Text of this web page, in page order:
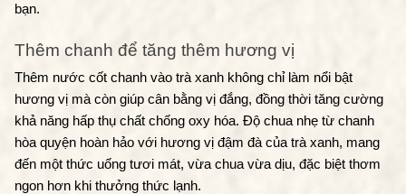
bạn.
Thêm chanh để tăng thêm hương vị
Thêm nước cốt chanh vào trà xanh không chỉ làm nổi bật
hương vị mà còn giúp cân bằng vị đắng, đồng thời tăng cường
khả năng hấp thụ chất chống oxy hóa. Độ chua nhẹ từ chanh
hòa quyện hoàn hảo với hương vị đậm đà của trà xanh, mang
đến một thức uống tươi mát, vừa chua vừa dịu, đặc biệt thơm
ngon hơn khi thưởng thức lạnh.